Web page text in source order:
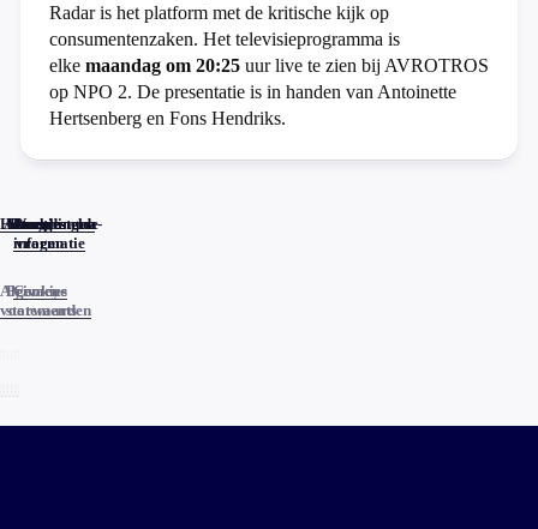
Radar is het platform met de kritische kijk op
consumentenzaken. Het televisieprogramma is
elke maandag om 20:25 uur live te zien bij AVROTROS
op NPO 2. De presentatie is in handen van Antoinette
Hertsenberg en Fons Hendriks.
Home
Actueel
Uitzendingen
Reacties
Programma-
informatie
Veelgestelde
vragen
Algemene
voorwaarden
Privacy
statements
Cookies